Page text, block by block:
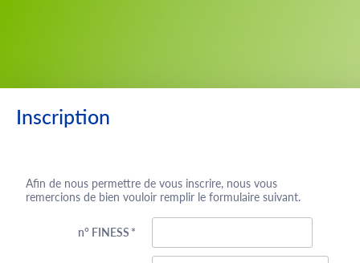
Inscription
Afin de nous permettre de vous inscrire, nous vous
remercions de bien vouloir remplir le formulaire suivant.
n° FINESS *